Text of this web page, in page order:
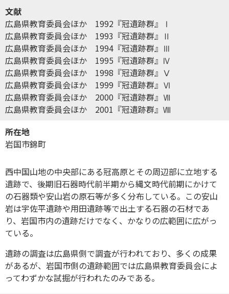
文献
広島県教育委員会ほか 1992『冠遺跡群』Ⅰ
広島県教育委員会ほか 1993『冠遺跡群』Ⅱ
広島県教育委員会ほか 1994『冠遺跡群』Ⅲ
広島県教育委員会ほか 1995『冠遺跡群』Ⅳ
広島県教育委員会ほか 1998『冠遺跡群』Ⅴ
広島県教育委員会ほか 1999『冠遺跡群』Ⅵ
広島県教育委員会ほか 2000『冠遺跡群』Ⅶ
広島県教育委員会ほか 2001『冠遺跡群』Ⅷ
所在地
岩国市錦町
西中国山地の中央部にある冠高原とその周辺部に立地する
遺跡で、後期旧石器時代前半期から縄文時代前期にかけて
の石器類や安山岩の原石等が多く分布している。この安山
岩は宇佐平遺跡や用田遺跡等で出土する石器の石材であ
り、岩国市内の遺跡だけでなく、かなりの広範囲に広がっ
ている。
遺跡の調査は広島県側で調査が行われており、多くの成果
があるが、岩国市側の遺跡範囲では広島県教育委員会によ
ってわずかな試掘が行われたのみである。